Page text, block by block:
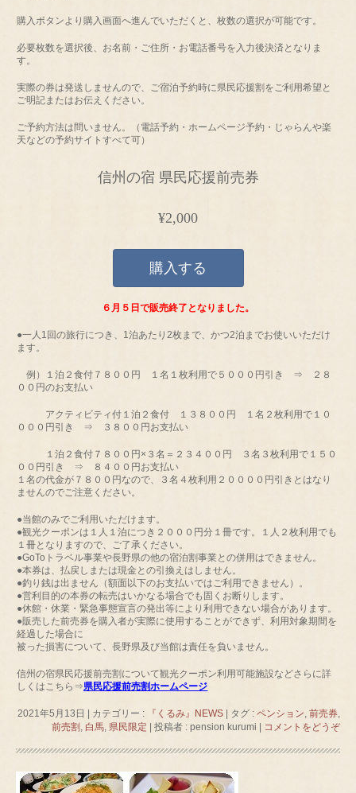
購入ボタンより購入画面へ進んでいただくと、枚数の選択が可能です。
必要枚数を選択後、お名前・ご住所・お電話番号を入力後決済となりま
す。
実際の券は発送しませんので、ご宿泊予約時に県民応援割をご利用希望と
ご明記またはお伝えください。
ご予約方法は問いません。（電話予約・ホームページ予約・じゃらんや楽
天などの予約サイトすべて可）
信州の宿 県民応援前売券
¥2,000
購入する
６月５日で販売終了となりました。
●一人1回の旅行につき、1泊あたり2枚まで、かつ2泊までお使いいただけ
ます。
例）１泊２食付７８００円 １名１枚利用で５０００円引き ⇒ ２８
００円のお支払い
アクティビティ付１泊２食付 １３８００円 １名２枚利用で１０
０００円引き ⇒ ３８００円お支払い
１泊２食付７８００円×３名＝２３４００円 ３名３枚利用で１５０
００円引き ⇒ ８４００円お支払い
１名の代金が７８００円なので、３名４枚利用２００００円引きとはなり
ませんのでご注意ください。
●当館のみでご利用いただけます。
●観光クーポンは１人１泊につき２０００円分１冊です。１人２枚利用でも
１冊となりますので、ご了承ください。
●GoToトラベル事業や長野県の他の宿泊割事業との併用はできません。
●本券は、払戻しまたは現金との引換えはしません。
●釣り銭は出ません（額面以下のお支払いではご利用できません）。
●営利目的の本券の転売はいかなる場合でも固くお断りします。
●休館・休業・緊急事態宣言の発出等により利用できない場合があります。
●販売した前売券を購入者が実際に使用することができず、利用対象期間を
経過した場合に
被った損害について、長野県及び当館は責任を負いません。
信州の宿県民応援前売割について観光クーポン利用可能施設などさらに詳
しくはこちら⇒県民応援前売割ホームページ
2021年5月13日 | カテゴリー : 『くるみ』NEWS | タグ : ペンション, 前売券,
前売割, 白馬, 県民限定 | 投稿者 : pension kurumi | コメントをどうぞ